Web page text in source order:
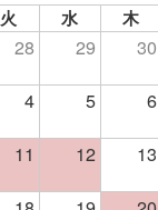
火 水 木
28 29 30
4 5 6
11 12 13